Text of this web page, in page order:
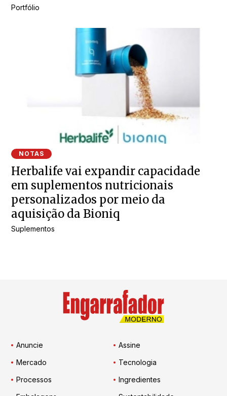
Portfólio
NOTAS
Herbalife vai expandir capacidade
em suplementos nutricionais
personalizados por meio da
aquisição da Bioniq
Suplementos
Anuncie
Assine
Mercado
Tecnologia
Processos
Ingredientes